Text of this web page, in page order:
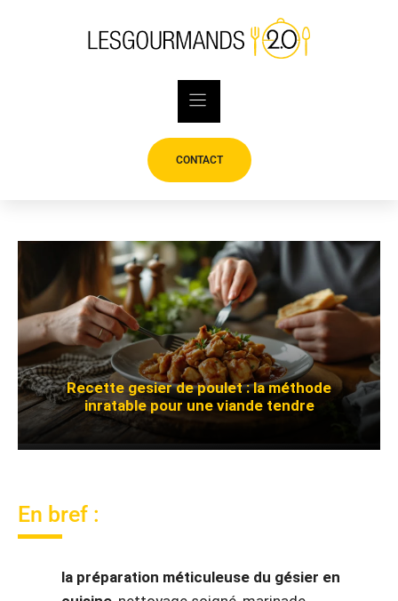
CONTACT
Recette gesier de poulet : la méthode
inratable pour une viande tendre
En bref :
la préparation méticuleuse du gésier en